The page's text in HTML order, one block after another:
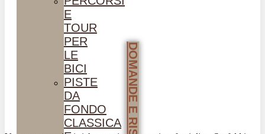
E
TOUR
PER
LE
BICI
PISTE
DA
FONDO
CLASSICA